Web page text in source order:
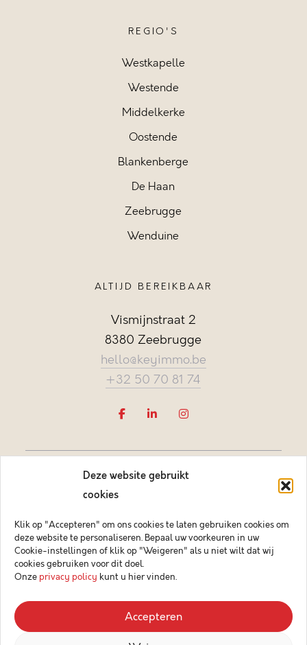
Deze website gebruikt
cookies
Klik op "Accepteren" om ons cookies te laten gebruiken cookies om
deze website te personaliseren. Bepaal uw voorkeuren in uw
Cookie-instellingen of klik op "Weigeren" als u niet wilt dat wij
cookies gebruiken voor dit doel.
Onze privacy policy kunt u hier vinden.
Accepteren
REGIO'S
Westkapelle
Westende
Middelkerke
Oostende
Blankenberge
De Haan
Zeebrugge
Wenduine
ALTIJD BEREIKBAAR
Vismijnstraat 2
8380 Zeebrugge
hello@keyimmo.be
+32 50 70 81 74
Vastgoedmakelaar-bemiddelaar BIV België BIV 505084
Ondernemingsnummer BTW-BE 0878.744.081 BA &
borgstelling via NV AXA Belgium (polisnr. 730.390.160)
© 2026 Key Immo
Disclaimer